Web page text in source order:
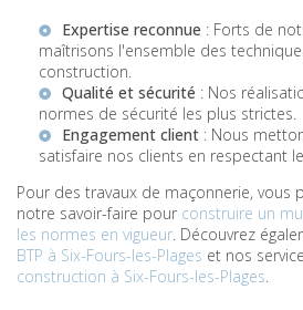
Expertise reconnue : Forts de
maîtrisons l'ensemble des
construction.
Qualité et sécurité : Nos
normes de sécurité les plus strictes.
Engagement client : Nous
satisfaire nos clients en respectant
Pour des travaux de maçonnerie, vous
notre savoir-faire pour construire un
les normes en vigueur. Découvrez
BTP à Six-Fours-les-Plages et nos
construction à Six-Fours-les-Plages.